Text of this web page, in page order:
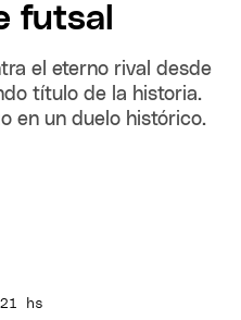
futsal
el eterno rival desde
título de la historia.
en un duelo histórico.
hs